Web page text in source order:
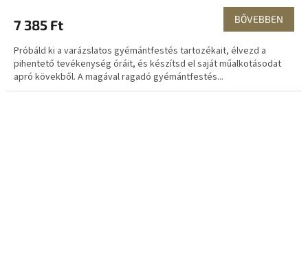
7 385 Ft BŐVEBBEN
Próbáld ki a varázslatos gyémántfestés tartozékait, élvezd a
pihentető tevékenység óráit, és készítsd el saját műalkotásodat
apró kövekből. A magával ragadó gyémántfestés...